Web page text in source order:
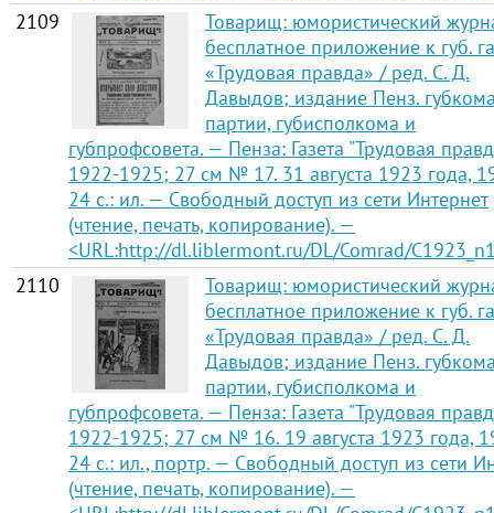
2109
Товарищ: юмористический
бесплатное приложение к губ.
«Трудовая правда» / ред. С. Д.
Давыдов; издание Пенз.
партии, губисполкома и
губпрофсовета. — Пенза: Газета "Трудовая
1922-1925; 27 см № 17. 31 августа 1923 года,
24 с.: ил. — Свободный доступ из сети Интернет
(чтение, печать, копирование). —
<URL:http://dl.liblermont.ru/DL/Comrad/
2110
Товарищ: юмористический
бесплатное приложение к губ.
«Трудовая правда» / ред. С. Д.
Давыдов; издание Пенз.
партии, губисполкома и
губпрофсовета. — Пенза: Газета "Трудовая
1922-1925; 27 см № 16. 19 августа 1923 года,
24 с.: ил., портр. — Свободный доступ из сети
(чтение, печать, копирование). —